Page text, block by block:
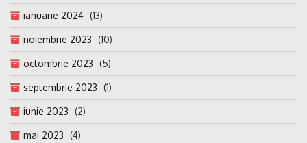
ianuarie 2024 (13)
noiembrie 2023 (10)
octombrie 2023 (5)
septembrie 2023 (1)
iunie 2023 (2)
mai 2023 (4)